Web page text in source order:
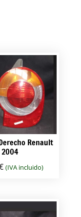
Renault
(IVA incluido)